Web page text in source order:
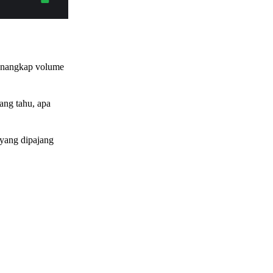
volume
tahu, apa
dipajang